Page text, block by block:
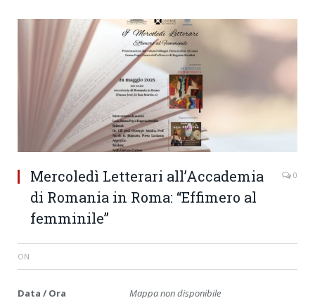
Mercoledì Letterari all’Accademia
di Romania in Roma: “Effimero al
femminile”
0
ON
Mappa non disponibile
Data / Ora